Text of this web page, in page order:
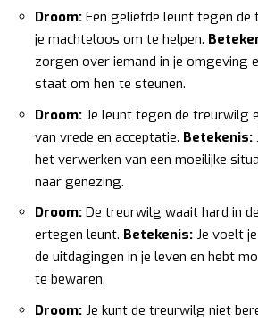
Droom: Een geliefde leunt tegen
je machteloos om te helpen.
zorgen over iemand in je omgeving
staat om hen te steunen.
Droom: Je leunt tegen de treurwilg
van vrede en acceptatie. Betekenis:
het verwerken van een moeilijke
naar genezing.
Droom: De treurwilg waait hard in
ertegen leunt. Betekenis: Je voelt
de uitdagingen in je leven en hebt
te bewaren.
Droom: Je kunt de treurwilg niet